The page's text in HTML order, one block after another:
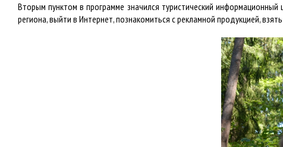
Вторым пунктом в программе значился туристический
региона, выйти в Интернет, познакомиться с рекламной продукцией,